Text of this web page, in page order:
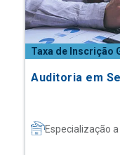
Taxa de Inscrição
Auditoria em
Especialização